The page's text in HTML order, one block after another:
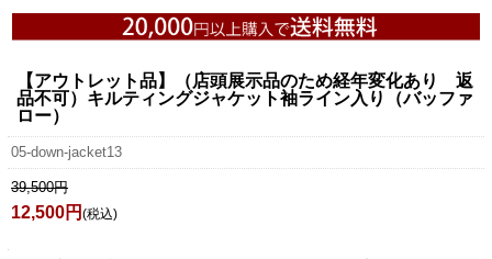
【アウトレット品】（店頭展示品のため経年変化あり 返
品不可）キルティングジャケット袖ライン入り（バッファ
ロー）
05-down-jacket13
39,500円
12,500円 (税込)